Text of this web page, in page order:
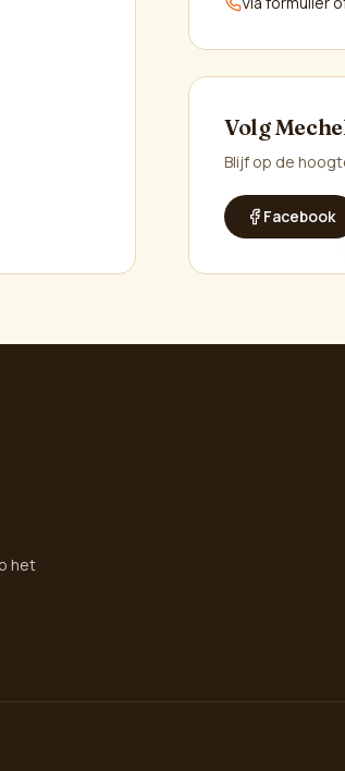
Volg
Blijf op de
Facebook
het